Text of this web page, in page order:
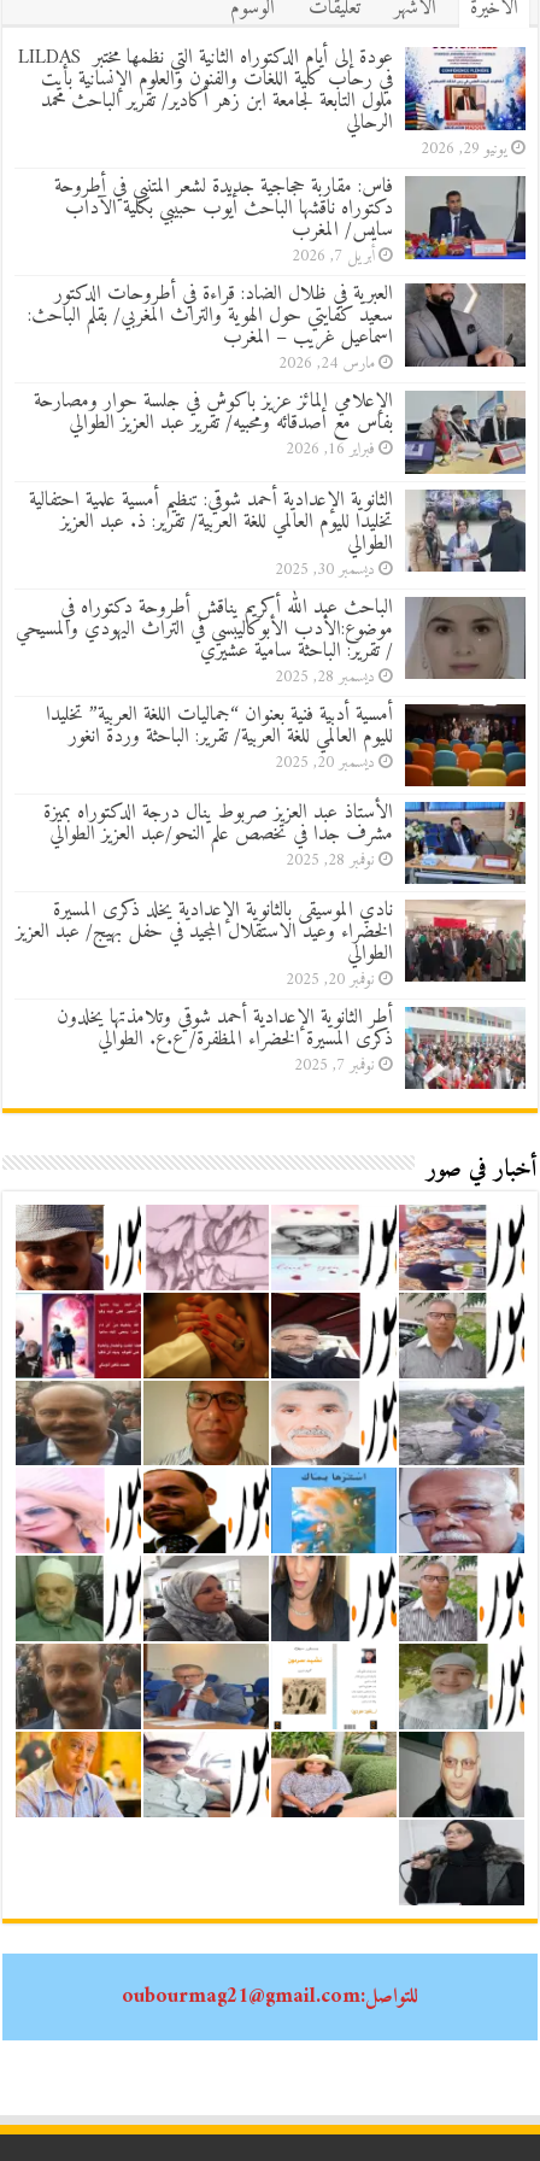
الأخيرة الأشهر تعليقات
الوسوم
عودة إلى أيام الدكتوراه الثانية التي نظمها مختبر LILDAS
في رحاب كلية اللغات والفنون والعلوم الإنسانية بأيت
ملول التابعة لجامعة ابن زهر أكادير/ تقرير الباحث محمد
الرحالي
يونيو 29, 2026
فاس: مقاربة حجاجية جديدة لشعر المتنبي في أطروحة
دكتوراه ناقشها الباحث أيوب حبيبي بكلية الآداب
سايس/ المغرب
أبريل 7, 2026
العبرية في ظلال الضاد: قراءة في أطروحات الدكتور
سعيد كفايتي حول الهوية والتراث المغربي/ بقلم الباحث:
اسماعيل غريب – المغرب
مارس 24, 2026
الإعلامي المائز عزيز باكوش في جلسة حوار ومصارحة
بفاس مع أصدقائه ومحبيه/ تقرير عبد العزيز الطوالي
فبراير 16, 2026
الثانوية الإعدادية أحمد شوقي: تنظيم أمسية علمية احتفالية
تخليدا لليوم العالمي للغة العربية/ تقرير: ذ. عبد العزيز
الطوالي
ديسمبر 30, 2025
الباحث عبد الله أكريم يناقش أطروحة دكتوراه في
موضوع:الأدب الأبوكاليبسي في التراث اليهودي والمسيحي
/ تقرير: الباحثة سامية عشيري
ديسمبر 28, 2025
أمسية أدبية فنية بعنوان “جماليات اللغة العربية” تخليدا
لليوم العالمي للغة العربية/ تقرير: الباحثة وردة انغور
ديسمبر 20, 2025
الأستاذ عبد العزيز صربوط ينال درجة الدكتوراه بميزة
مشرف جدا في تخصص علم النحو/عبد العزيز الطوالي
نوفمبر 28, 2025
نادي الموسيقى بالثانوية الإعدادية يخلد ذكرى المسيرة
الخضراء وعيد الاستقلال المجيد في حفل بهيج/ عبد العزيز
الطوالي
نوفمبر 20, 2025
أطر الثانوية الإعدادية أحمد شوقي وتلامذتها يخلدون
ذكرى المسيرة الخضراء المظفرة/ ع.ع. الطوالي
نوفمبر 7, 2025
أخبار في صور
للتواصل:oubourmag21@gmail.com